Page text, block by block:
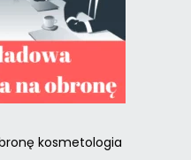
kosmetologia